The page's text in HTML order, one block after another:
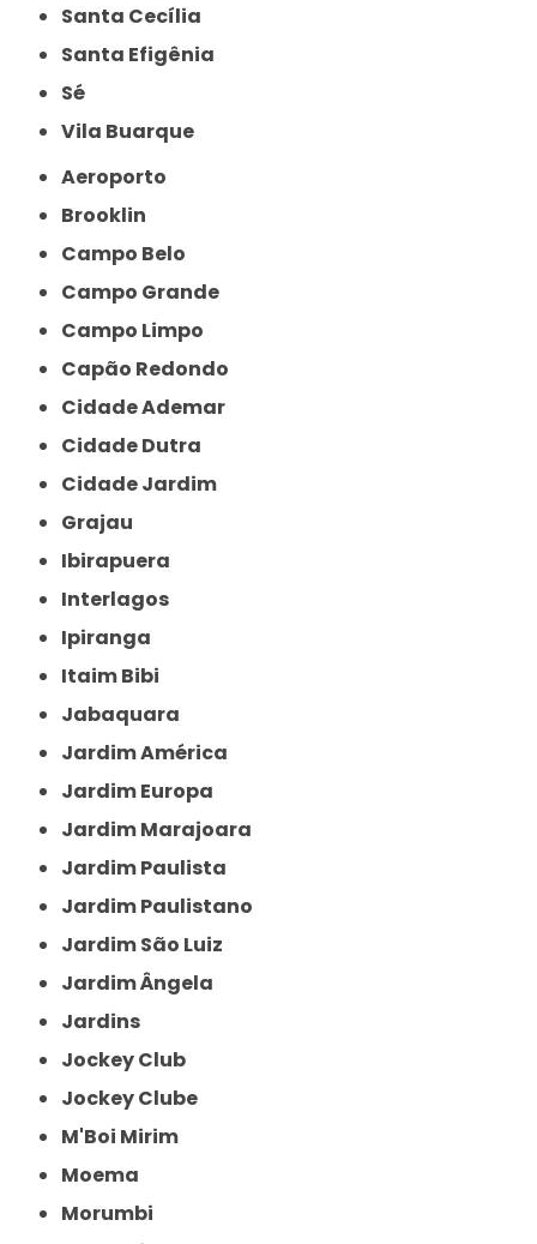
Santa Cecília
Santa Efigênia
Sé
Vila Buarque
Aeroporto
Brooklin
Campo Belo
Campo Grande
Campo Limpo
Capão Redondo
Cidade Ademar
Cidade Dutra
Cidade Jardim
Grajau
Ibirapuera
Interlagos
Ipiranga
Itaim Bibi
Jabaquara
Jardim América
Jardim Europa
Jardim Marajoara
Jardim Paulista
Jardim Paulistano
Jardim São Luiz
Jardim Ângela
Jardins
Jockey Club
Jockey Clube
M'Boi Mirim
Moema
Morumbi